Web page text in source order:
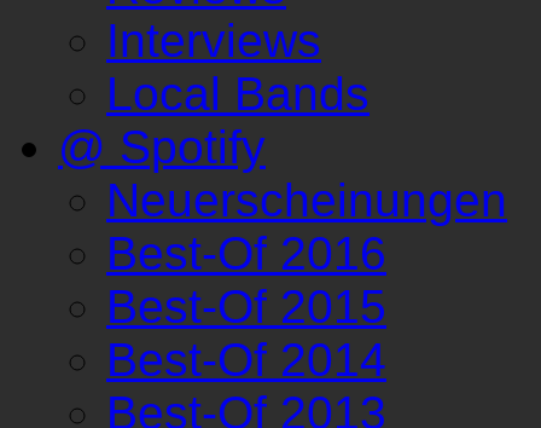
Interviews
Local Bands
@ Spotify
Neuerscheinungen
Best-Of 2016
Best-Of 2015
Best-Of 2014
Best-Of 2013